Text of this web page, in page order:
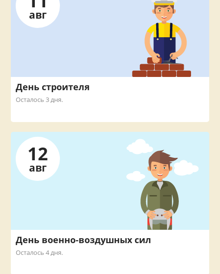
авг
День строителя
Осталось 3 дня.
12
авг
День военно-воздушных сил
Осталось 4 дня.